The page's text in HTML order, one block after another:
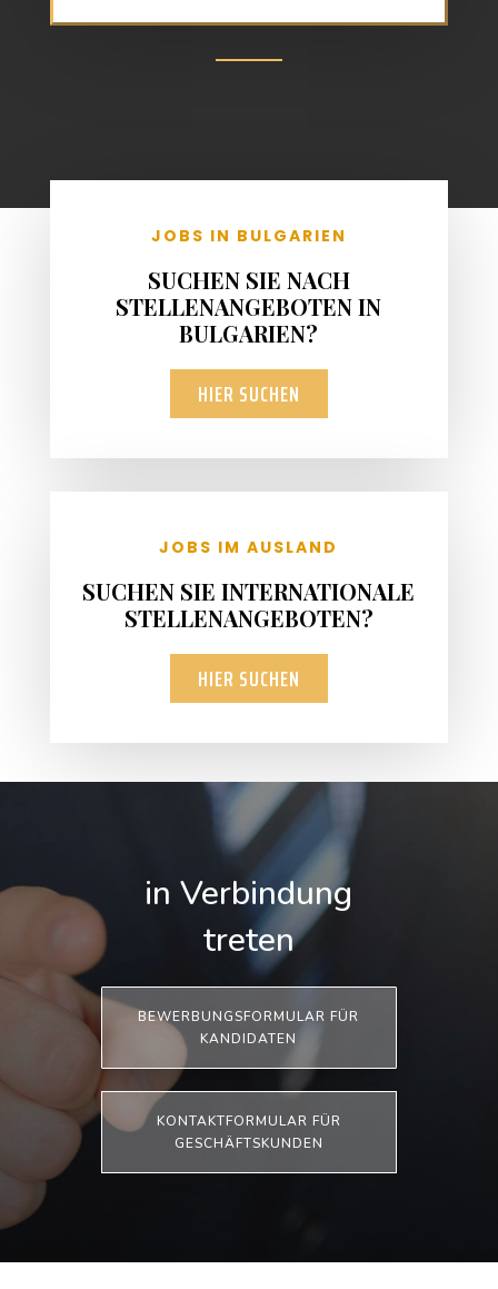
JOBS IN BULGARIEN
SUCHEN SIE NACH
STELLENANGEBOTEN IN
BULGARIEN?
HIER SUCHEN
JOBS IM AUSLAND
SUCHEN SIE INTERNATIONALE
STELLENANGEBOTEN?
HIER SUCHEN
in Verbindung
treten
BEWERBUNGSFORMULAR FÜR
KANDIDATEN
KONTAKTFORMULAR FÜR
GESCHÄFTSKUNDEN